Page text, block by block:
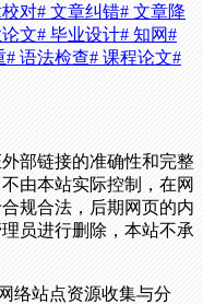
对# 文章纠错# 文章降
文# 毕业设计# 知网#
# 语法检查# 课程论文#
部链接的准确性和完整
由本站实际控制，在网
规合法，后期网页的内
员进行删除，本站不承
络站点资源收集与分